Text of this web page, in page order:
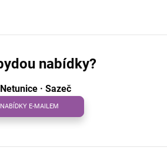
nabídky?
Netunice · Sazeč
E-MAILEM